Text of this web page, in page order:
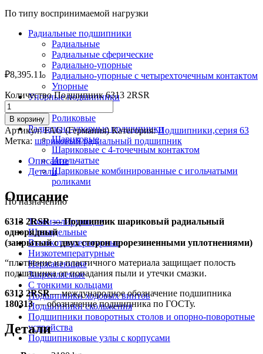
По типу воспринимаемой нагрузки
Радиальные подшипники
Радиальные
Радиальные сферические
Радиально-упорные
Радиально-упорные с четырехточечным контактом
Упорные
Упорные подшипники
Роликовые
Радиально-упорные подшипники
Шариковые
Шариковые с 4-точечным контактом
Игольчатые
Шариковые комбинированные с игольчатыми
роликами
По назначению
Токоизолирующие
Шпиндельные
Высокотемпературные
Низкотемпературные
Нержавеющие
Закрепляемые
С тонкими кольцами
Подшипники ходовых винтов
Подшипники скольжения
Подшипники поворотных столов и опорно-поворотные
устройства
Подшипниковые узлы с корпусами
₽8,395.11
Количество Подшипник 6313 2RSR
В корзину
Артикул:FAG (Германия) Категория:Подшипники,серия 63
Метка: шариковый радиальный подшипник
Описание
Детали
Описание
6313 2RSR — Подшипник шариковый радиальный
однорядный
(закрытый с двух сторон прорезиненными уплотнениями)
“плотнение из пластичного материала защищает полость
подшипника от попадания пыли и утечки смазки.
6313 2RSR— международное обозначение подшипника
180313— обозначение подшипника по ГОСТу.
Детали